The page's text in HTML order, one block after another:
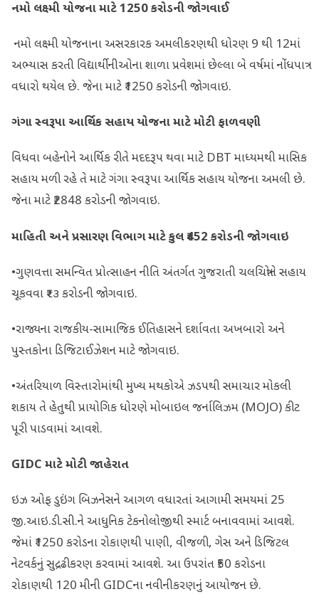
નમો લક્ષ્મી યોજના માટે1250કરોડની જોગવાઈ
નમો લક્ષ્મી યોજનાના અસરકારક અમલીકરણથી ધોરણ 9 થી 12માં
અભ્યાસ કરતી વિદ્યાર્થીનીઓના શાળા પ્રવેશમાં છેલ્લા બે વર્ષમાં નોંધપાત્ર
વધારો થયેલ છે. જેના માટે ₹1250 કરોડની જોગવાઇ.
ગંગા સ્વરૂપા આર્થિક સહાય યોજના માટે મોટી ફાળવણી
વિધવા બહેનોને આર્થિક રીતે મદદરૂપ થવા માટે DBT માધ્યમથી માસિક
સહાય મળી રહે તે માટે ગંગા સ્વરૂપા આર્થિક સહાય યોજના અમલી છે.
જેના માટે ₹2848 કરોડની જોગવાઇ.
માહિતી અને પ્રસારણ વિભાગ માટે કુલ₹452 કરોડની જોગવાઇ
•ગુણવત્તા સમન્‍વિત પ્રોત્સાહન નીતિ અંતર્ગત ગુજરાતી ચલચિત્રોને સહાય
ચૂકવવા ₹૨૩ કરોડની જોગવાઇ.
•રાજ્યના રાજકીય-સામાજિક ઈતિહાસને દર્શાવતા અખબારો અને
પુસ્તકોના ડિજિટાઈઝેશન માટે જોગવાઇ.
•અંતરિયાળ વિસ્તારોમાંથી મુખ્ય મથકોએ ઝડપથી સમાચાર મોકલી
શકાય તે હેતુથી પ્રાયોગિક ધોરણે મોબાઇલ જર્નાલિઝમ (MOJO) કીટ
પૂરી પાડવામાં આવશે.
GIDC માટે મોટી જાહેરાત
ઇઝ ઓફ ડુઇંગ બિઝનેસને આગળ વધારતાં આગામી સમયમાં 25
જી.આઇ.ડી.સી.ને આધુનિક ટેકનોલોજીથી સ્માર્ટ બનાવવામાં આવશે.
જેમાં ₹1250 કરોડના રોકાણથી પાણી, વીજળી, ગેસ અને ડિજિટલ
નેટવર્કનું સુદ્રઢીકરણ કરવામાં આવશે. આ ઉપરાંત ₹50 કરોડના
રોકાણથી 120 મીની GIDCના નવીનીકરણનું આયોજન છે.